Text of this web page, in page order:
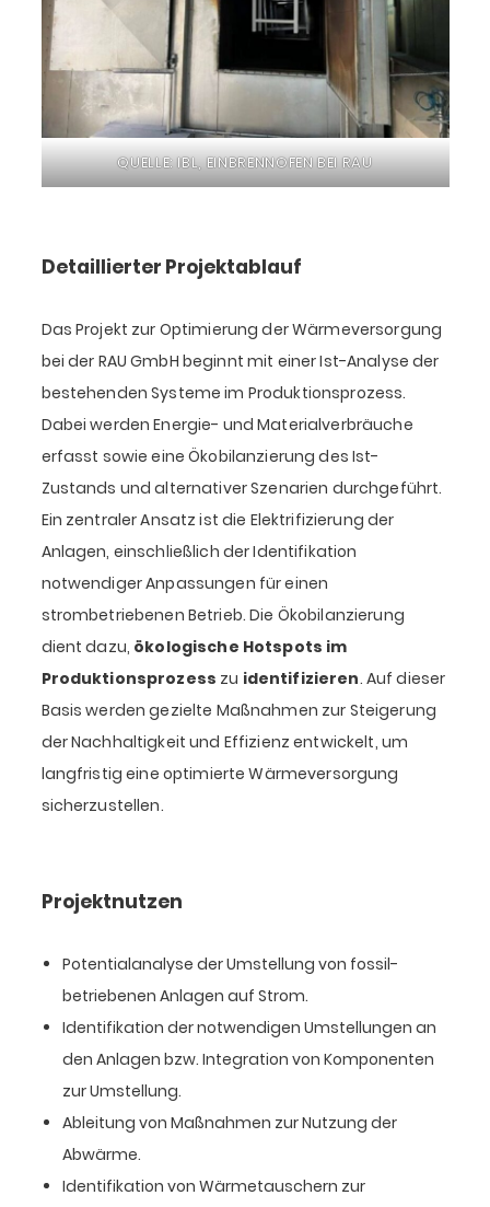
QUELLE: IBL, EINBRENNOFEN BEI RAU
Detaillierter Projektablauf
Das Projekt zur Optimierung der Wärmeversorgung
bei der RAU GmbH beginnt mit einer Ist-Analyse der
bestehenden Systeme im Produktionsprozess.
Dabei werden Energie- und Materialverbräuche
erfasst sowie eine Ökobilanzierung des Ist-
Zustands und alternativer Szenarien durchgeführt.
Ein zentraler Ansatz ist die Elektrifizierung der
Anlagen, einschließlich der Identifikation
notwendiger Anpassungen für einen
strombetriebenen Betrieb. Die Ökobilanzierung
dient dazu, ökologische Hotspots im
Produktionsprozess zu identifizieren. Auf dieser
Basis werden gezielte Maßnahmen zur Steigerung
der Nachhaltigkeit und Effizienz entwickelt, um
langfristig eine optimierte Wärmeversorgung
sicherzustellen.
Projektnutzen
Potentialanalyse der Umstellung von fossil-
betriebenen Anlagen auf Strom.
Identifikation der notwendigen Umstellungen an
den Anlagen bzw. Integration von Komponenten
zur Umstellung.
Ableitung von Maßnahmen zur Nutzung der
Abwärme.
Identifikation von Wärmetauschern zur